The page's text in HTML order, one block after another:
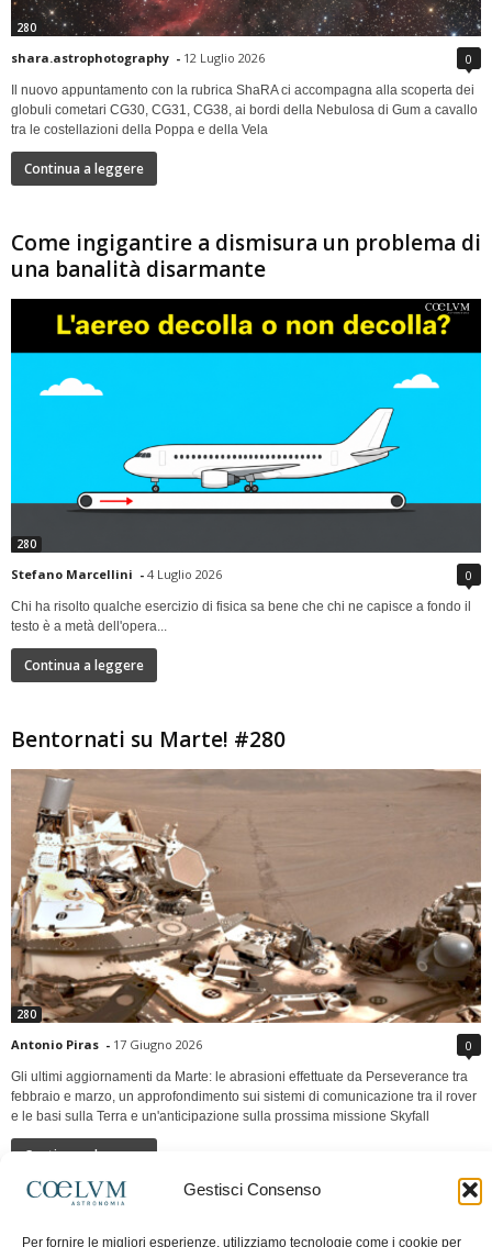
Gestisci Consenso
Per fornire le migliori esperienze, utilizziamo tecnologie come i cookie per
280
shara.astrophotography - 12 Luglio 2026 0
Il nuovo appuntamento con la rubrica ShaRA ci accompagna alla scoperta dei
globuli cometari CG30, CG31, CG38, ai bordi della Nebulosa di Gum a cavallo
tra le costellazioni della Poppa e della Vela
Continua a leggere
Come ingigantire a dismisura un problema di
una banalità disarmante
280
Stefano Marcellini - 4 Luglio 2026 0
Chi ha risolto qualche esercizio di fisica sa bene che chi ne capisce a fondo il
testo è a metà dell'opera...
Continua a leggere
Bentornati su Marte! #280
280
Antonio Piras - 17 Giugno 2026 0
Gli ultimi aggiornamenti da Marte: le abrasioni effettuate da Perseverance tra
febbraio e marzo, un approfondimento sui sistemi di comunicazione tra il rover
e le basi sulla Terra e un'anticipazione sulla prossima missione Skyfall
Continua a leggere